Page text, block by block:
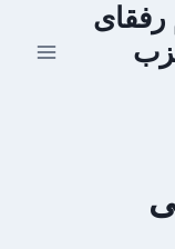
رفقای